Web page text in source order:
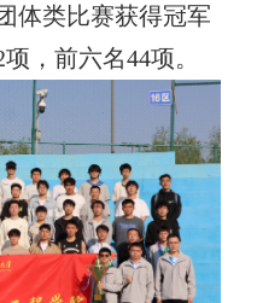
体类比赛获得冠军
项，前六名44项。